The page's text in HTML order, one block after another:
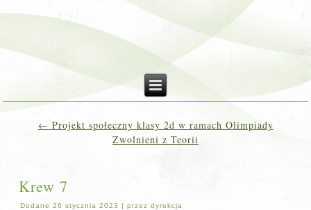
← Projekt społeczny klasy 2d w ramach Olimpiady
Zwolnieni z Teorii
Krew 7
Dodane 26 stycznia 2023 |przez dyrekcja